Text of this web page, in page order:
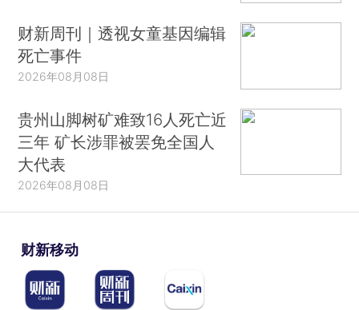
财新周刊｜透视女童基因编辑
死亡事件
2026年08月08日
贵州山脚树矿难致16人死亡近
三年 矿长涉罪被罢免全国人
大代表
2026年08月08日
财新移动